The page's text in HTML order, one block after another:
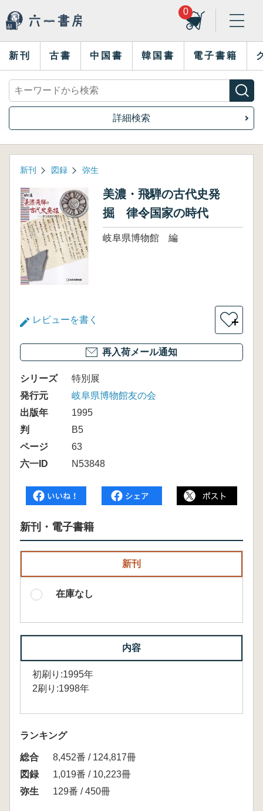
0
新刊 古書 中国書 韓国書 電子書籍
詳細検索
新刊 図録 弥生
美濃・飛騨の古代史発
掘 律令国家の時代
岐阜県博物館 編
レビューを書く ＋
再入荷メール通知
シリーズ
特別展
発行元
岐阜県博物館友の会
出版年
1995
判
B5
ページ
63
六一ID
N53848
新刊・電子書籍
新刊
在庫なし
内容
初刷り:1995年
2刷り:1998年
ランキング
総合
8,452番 / 124,817冊
図録
1,019番 / 10,223冊
弥生
129番 / 450冊